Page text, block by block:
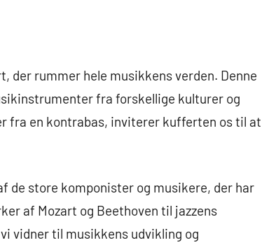
der rummer hele musikkens verden. Denne
fra forskellige kulturer og
fra en kontrabas, inviterer kufferten os til at
de store komponister og musikere, der har
af Mozart og Beethoven til jazzens
vidner til musikkens udvikling og